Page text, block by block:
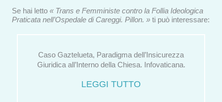
Se hai letto « Trans e Femministe contro la Follia Ideologica
Praticata nell’Ospedale di Careggi. Pillon. » ti può interessare:
Caso Gaztelueta, Paradigma dell’Insicurezza
Giuridica all’Interno della Chiesa. Infovaticana.
LEGGI TUTTO